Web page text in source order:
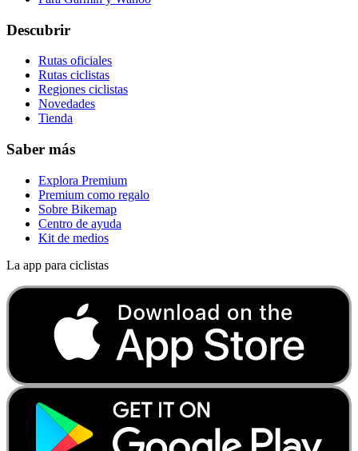
Descubrir
Rutas oficiales
Rutas ciclistas
Regiones ciclistas
Novedades
Tienda
Saber más
Explora Premium
Premium como regalo
Sobre Bikemap
Centro de ayuda
Kit de medios
La app para ciclistas